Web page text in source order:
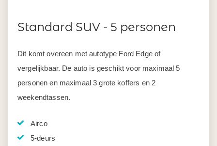
Standard SUV - 5 personen
Dit komt overeen met autotype Ford Edge of
vergelijkbaar. De auto is geschikt voor maximaal 5
personen en maximaal 3 grote koffers en 2
weekendtassen.
Airco
5-deurs